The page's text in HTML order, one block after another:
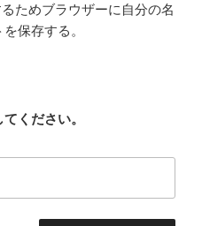
ためブラウザーに自分の名
保存する。
ください。